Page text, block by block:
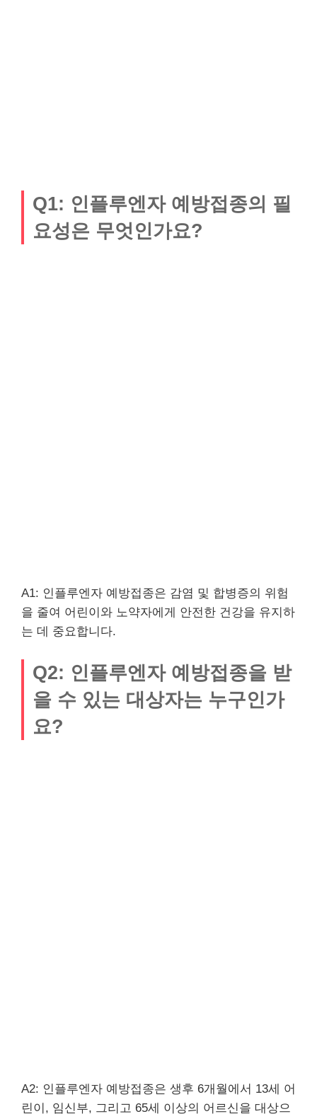
Q1: 인플루엔자 예방접종의 필
요성은 무엇인가요?
A1: 인플루엔자 예방접종은 감염 및 합병증의 위험
을 줄여 어린이와 노약자에게 안전한 건강을 유지하
는 데 중요합니다.
Q2: 인플루엔자 예방접종을 받
을 수 있는 대상자는 누구인가
요?
A2: 인플루엔자 예방접종은 생후 6개월에서 13세 어
린이, 임신부, 그리고 65세 이상의 어르신을 대상으